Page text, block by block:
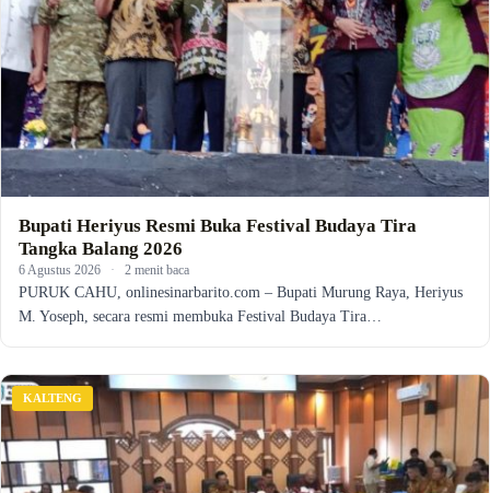
Bupati Heriyus Resmi Buka Festival Budaya Tira
Tangka Balang 2026
6 Agustus 2026 · 2 menit baca
PURUK CAHU, onlinesinarbarito.com – Bupati Murung Raya, Heriyus
M. Yoseph, secara resmi membuka Festival Budaya Tira…
KALTENG